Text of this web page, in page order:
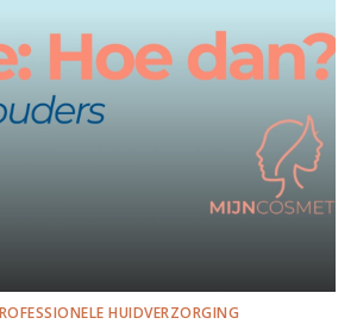
HUIDVERZORGING